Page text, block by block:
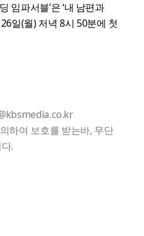
임파서블’은 ‘내 남편과
일(월) 저녁 8시 50분에 첫
하여 보호를 받는바, 무단
.